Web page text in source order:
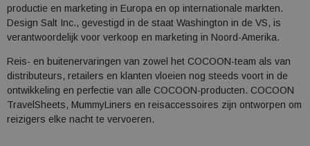
productie en marketing in Europa en op internationale markten.
Design Salt Inc., gevestigd in de staat Washington in de VS, is
verantwoordelijk voor verkoop en marketing in Noord-Amerika.
Reis- en buitenervaringen van zowel het COCOON-team als van
distributeurs, retailers en klanten vloeien nog steeds voort in de
ontwikkeling en perfectie van alle COCOON-producten. COCOON
TravelSheets, MummyLiners en reisaccessoires zijn ontworpen om
reizigers elke nacht te vervoeren.